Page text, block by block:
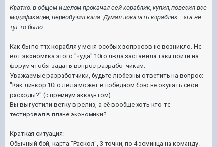
Кратко: в общем и целом прокачал сей кораблик, купил, повесил все
модификации, переобучил кэпа. Думал покатать кораблик... ага не
тут то было.
Как бы по ттх корабля у меня особых вопросов не возникло. Но
вот экономика этого "чуда" 10го лвла заставила таки пойти на
форум чтобы задать вопрос разработчикам.
Уважаемые разработчики, будьте любезны ответить на вопрос:
"Как линкор 10го лвла может в победном бою не окупать свои
расходы?" (с премиум аккаунтом)
Вы выпустили ветку в релиз, а её вообще хоть кто-то
тестировал в плане экономики?
Краткая ситуация:
Обычный бой, карта "Раскол", 3 точки, по 4 эсминца на команду.